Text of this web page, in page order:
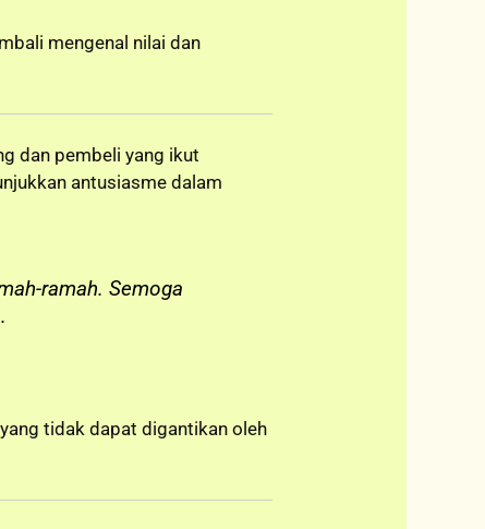
mengenal nilai dan
dan pembeli yang ikut
antusiasme dalam
ramah. Semoga
yang tidak dapat digantikan oleh